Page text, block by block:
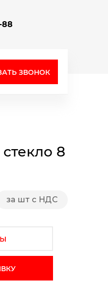
88
ЗВОНОК
8
за шт с НДС